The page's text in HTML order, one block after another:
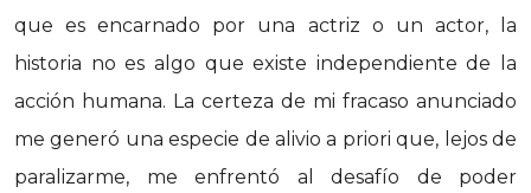
que es encarnado por una actriz o un actor, la
historia no es algo que existe independiente de la
acción humana. La certeza de mi fracaso anunciado
me generó una especie de alivio a priori que, lejos de
paralizarme, me enfrentó al desafío de poder